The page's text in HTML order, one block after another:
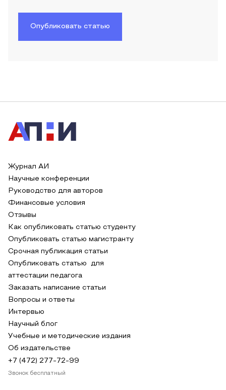
Опубликовать статью
Журнал АИ
Научные конференции
Руководство для авторов
Финансовые условия
Отзывы
Как опубликовать статью студенту
Опубликовать статью магистранту
Срочная публикация статьи
Опубликовать статью для
аттестации педагога
Заказать написание статьи
Вопросы и ответы
Интервью
Научный блог
Учебные и методические издания
Об издательстве
+7 (472) 277-72-99
Звонок бесплатный